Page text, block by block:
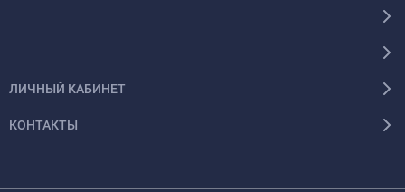
ЛИЧНЫЙ КАБИНЕТ
КОНТАКТЫ